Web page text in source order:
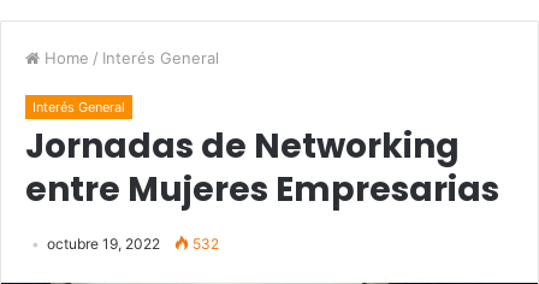
Home / Interés General
Interés General
Jornadas de Networking
entre Mujeres Empresarias
octubre 19, 2022 532